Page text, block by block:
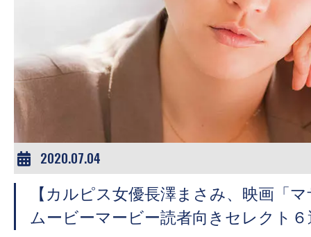
2020.07.04
【カルピス女優長澤まさみ、映画「
ムービーマービー読者向きセレクト